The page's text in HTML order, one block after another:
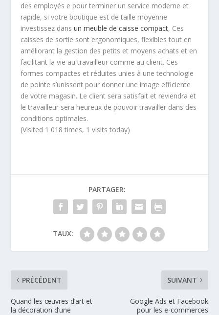
des employés e pour terminer un service moderne et
rapide, si votre boutique est de taille moyenne
investissez dansun meuble de caisse compact, Ces
caisses de sortie sont ergonomiques, flexibles tout en
améliorant la gestion des petits et moyens achats et en
facilitant la vie au travailleur comme au client. Ces
formes compactes et réduites unies à une technologie
de pointe s’unissent pour donner une image efficiente
de votre magasin. Le client sera satisfait et reviendra et
le travailleur sera heureux de pouvoir travailler dans des
conditions optimales.
(Visited 1 018 times, 1 visits today)
PARTAGER:
TAUX:
PRÉCÉDENT
Quand les œuvres d’art et
la décoration d’une
SUIVANT
Google Ads et Facebook
pour les e-commerces